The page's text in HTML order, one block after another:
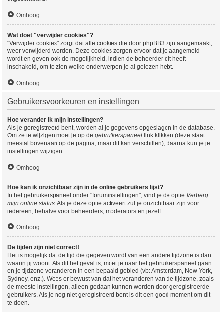
Omhoog
Wat doet "verwijder cookies"?
"Verwijder cookies" zorgt dat alle cookies die door phpBB3 zijn aangemaakt,
weer verwijderd worden. Deze cookies zorgen ervoor dat je aangemeld
wordt en geven ook de mogelijkheid, indien de beheerder dit heeft
inschakeld, om te zien welke onderwerpen je al gelezen hebt.
Omhoog
Gebruikersvoorkeuren en instellingen
Hoe verander ik mijn instellingen?
Als je geregistreerd bent, worden al je gegevens opgeslagen in de database.
Om ze te wijzigen moet je op de gebruikerspaneel link klikken (deze staat
meestal bovenaan op de pagina, maar dit kan verschillen), daarna kun je je
instellingen wijzigen.
Omhoog
Hoe kan ik onzichtbaar zijn in de online gebruikers lijst?
In het gebruikerspaneel onder "foruminstellingen", vind je de optie Verberg
mijn online status. Als je deze optie activeert zul je onzichtbaar zijn voor
iedereen, behalve voor beheerders, moderators en jezelf.
Omhoog
De tijden zijn niet correct!
Het is mogelijk dat de tijd die gegeven wordt van een andere tijdzone is dan
waarin jij woont. Als dit het geval is, moet je naar het gebruikerspaneel gaan
en je tijdzone veranderen in een bepaald gebied (vb: Amsterdam, New York,
Sydney, enz.). Wees er bewust van dat het veranderen van de tijdzone, zoals
de meeste instellingen, alleen gedaan kunnen worden door geregistreerde
gebruikers. Als je nog niet geregistreerd bent is dit een goed moment om dit
te doen.